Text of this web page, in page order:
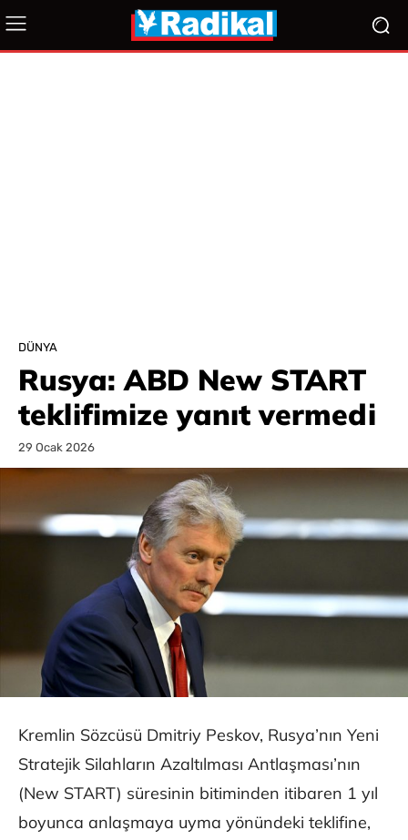
DÜNYA
Rusya: ABD New START
teklifimize yanıt vermedi
29 Ocak 2026
Kremlin Sözcüsü Dmitriy Peskov, Rusya’nın Yeni
Stratejik Silahların Azaltılması Antlaşması’nın
(New START) süresinin bitiminden itibaren 1 yıl
boyunca anlaşmaya uyma yönündeki teklifine,